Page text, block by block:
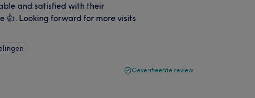
and satisfied with their
👍. Looking forward for more visits
Geverifieerde review